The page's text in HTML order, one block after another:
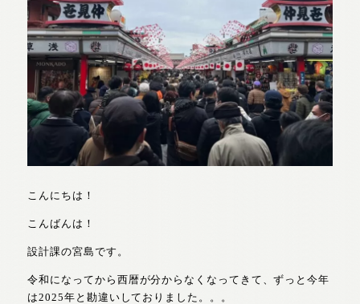
こんにちは！
こんばんは！
設計課の宮島です。
令和になってから西暦が分からなくなってきて、ずっと今年
は2025年と勘違いしておりました。。。